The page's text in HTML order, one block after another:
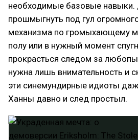
необходимые базовые навыки.
прошмыгнуть под гул
механизма по громыхающему
полу или в нужный момент
прокрасться следом за
нужна лишь внимательность и
эти синемундирные идиоты
Ханны давно и след простыл.